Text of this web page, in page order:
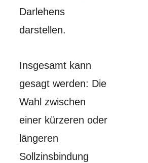
Darlehens
darstellen.
Insgesamt kann
gesagt werden: Die
Wahl zwischen
einer kürzeren oder
längeren
Sollzinsbindung